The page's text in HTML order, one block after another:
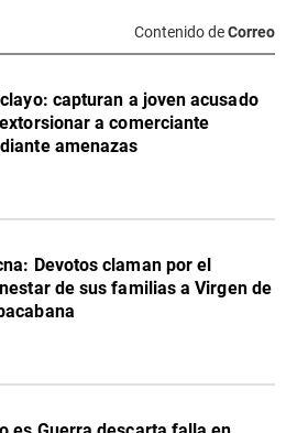
Contenido deCorreo
capturan a joven acusado
a comerciante
amenazas
Devotos claman por el
de sus familias a Virgen de